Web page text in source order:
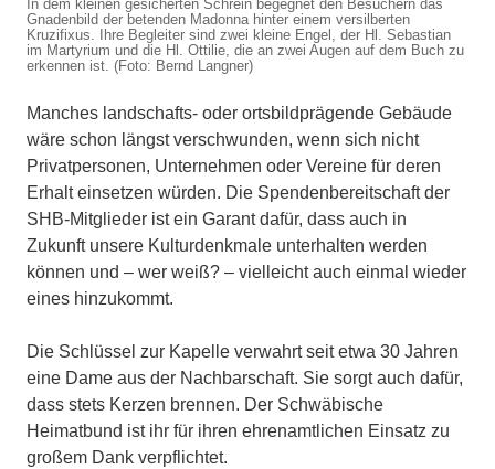
In dem kleinen gesicherten Schrein begegnet den Besuchern das
Gnadenbild der betenden Madonna hinter einem versilberten
Kruzifixus. Ihre Begleiter sind zwei kleine Engel, der Hl. Sebastian
im Martyrium und die Hl. Ottilie, die an zwei Augen auf dem Buch zu
erkennen ist. (Foto: Bernd Langner)
Manches landschafts- oder ortsbildprägende Gebäude
wäre schon längst verschwunden, wenn sich nicht
Privatpersonen, Unternehmen oder Vereine für deren
Erhalt einsetzen würden. Die Spendenbereitschaft der
SHB-Mitglieder ist ein Garant dafür, dass auch in
Zukunft unsere Kulturdenkmale unterhalten werden
können und – wer weiß? – vielleicht auch einmal wieder
eines hinzukommt.
Die Schlüssel zur Kapelle verwahrt seit etwa 30 Jahren
eine Dame aus der Nachbarschaft. Sie sorgt auch dafür,
dass stets Kerzen brennen. Der Schwäbische
Heimatbund ist ihr für ihren ehrenamtlichen Einsatz zu
großem Dank verpflichtet.